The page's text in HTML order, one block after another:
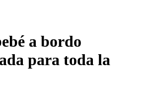
a bordo
para toda la